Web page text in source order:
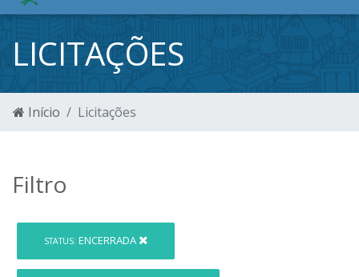
LICITAÇÕES
Início Licitações
Filtro
STATUS: ENCERRADA